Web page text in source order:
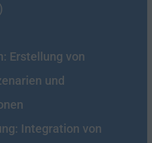
Erstellung von
und
Integration von